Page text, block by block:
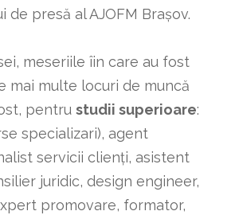
de presă al AJOFM Brașov.
, meseriile îin care au fost
mai multe locuri de muncă
pentru studii superioare:
specializari), agent
servicii clienți, asistent
juridic, design engineer,
promovare, formator,